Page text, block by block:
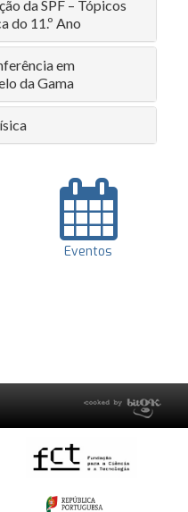
da SPF – Tópicos
do 11.º Ano
em
da Gama
Eventos